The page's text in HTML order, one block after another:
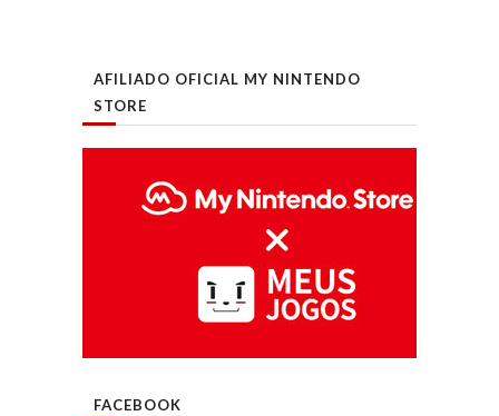
AFILIADO OFICIAL MY NINTENDO
STORE
FACEBOOK